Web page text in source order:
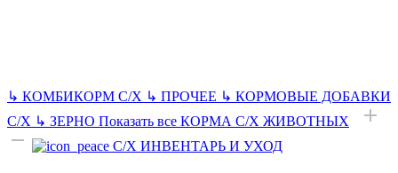
↳ КОМБИКОРМ С/Х ↳ ПРОЧЕЕ ↳ КОРМОВЫЕ ДОБАВКИ
С/Х ↳ ЗЕРНО Показать все КОРМА С/Х ЖИВОТНЫХ
С/Х ИНВЕНТАРЬ И УХОД